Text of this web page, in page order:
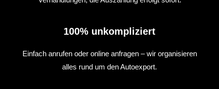
100% unkompliziert
Einfach anrufen oder online anfragen – wir organisieren
alles rund um den Autoexport.